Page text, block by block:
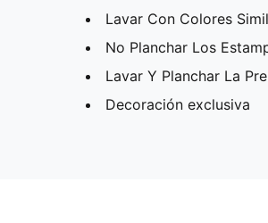
Lavar Con Colores
No Planchar Los
Lavar Y Planchar La
Decoración exclusiva